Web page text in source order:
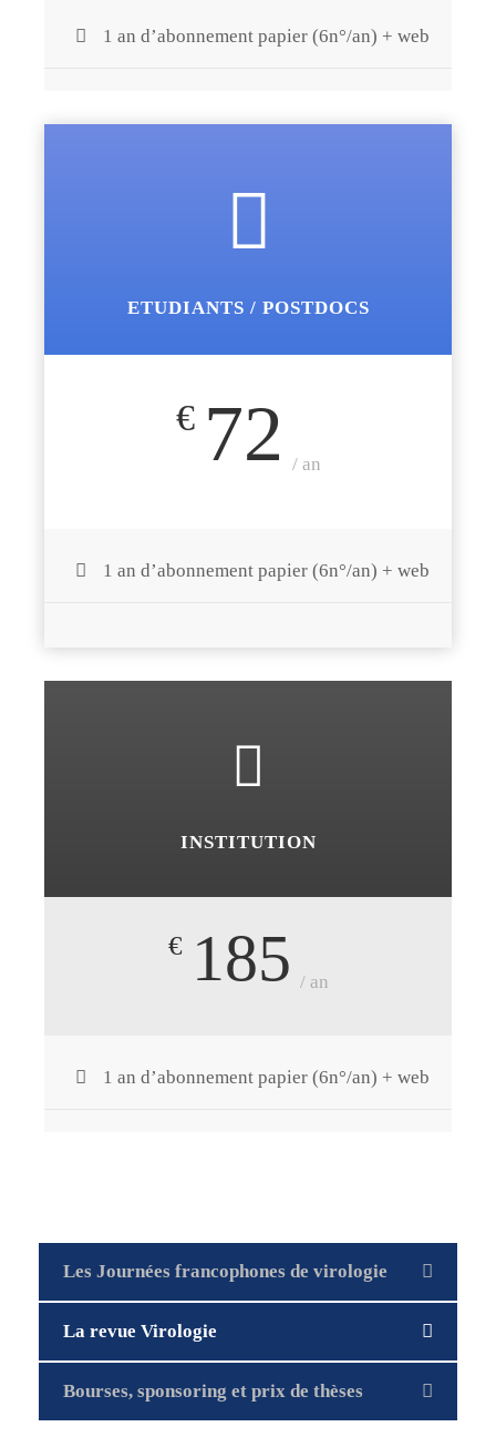
1 an d’abonnement papier (6n°/an) + web
ETUDIANTS / POSTDOCS
€ 72 / an
1 an d’abonnement papier (6n°/an) + web
INSTITUTION
€ 185 / an
1 an d’abonnement papier (6n°/an) + web
Les Journées francophones de virologie
La revue Virologie
Bourses, sponsoring et prix de thèses